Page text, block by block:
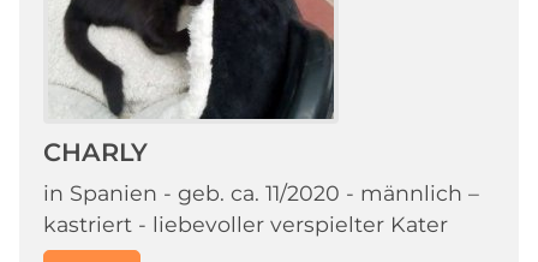
CHARLY
in Spanien - geb. ca. 11/2020 - männlich –
kastriert - liebevoller verspielter Kater